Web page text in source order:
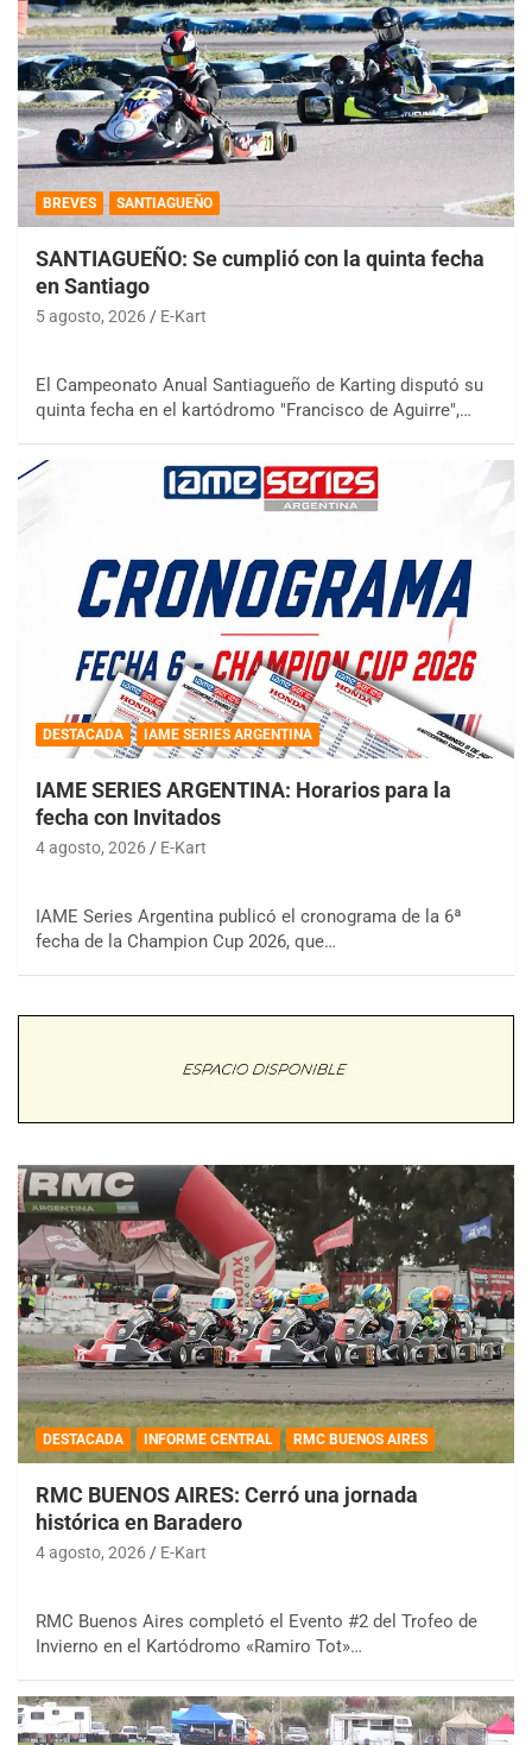
BREVES SANTIAGUEÑO
SANTIAGUEÑO: Se cumplió con la quinta fecha
en Santiago
5 agosto, 2026 E-Kart
El Campeonato Anual Santiagueño de Karting disputó su
quinta fecha en el kartódromo "Francisco de Aguirre",…
DESTACADA IAME SERIES ARGENTINA
IAME SERIES ARGENTINA: Horarios para la
fecha con Invitados
4 agosto, 2026 E-Kart
IAME Series Argentina publicó el cronograma de la 6ª
fecha de la Champion Cup 2026, que…
DESTACADA INFORME CENTRAL RMC BUENOS AIRES
RMC BUENOS AIRES: Cerró una jornada
histórica en Baradero
4 agosto, 2026 E-Kart
RMC Buenos Aires completó el Evento #2 del Trofeo de
Invierno en el Kartódromo «Ramiro Tot»…